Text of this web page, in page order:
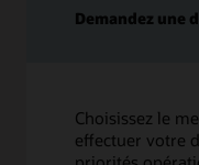
Demandez une
Choisissez le
effectuer votre